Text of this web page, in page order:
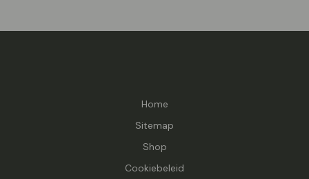
Home
Sitemap
Shop
Cookiebeleid